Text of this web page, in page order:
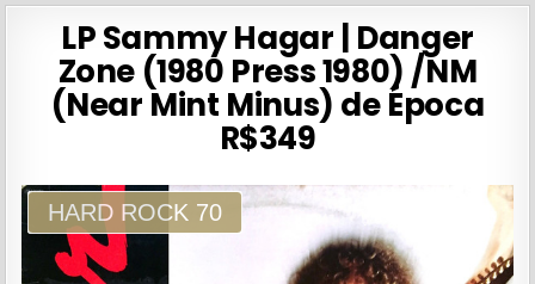
LP Sammy Hagar | Danger
Zone (1980 Press 1980) /NM
(Near Mint Minus) de Época
R$349
HARD ROCK 70